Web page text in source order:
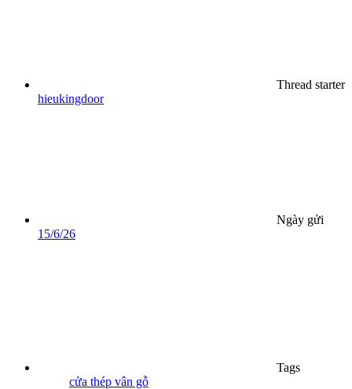
Thread starter
hieukingdoor
Ngày gửi
15/6/26
Tags
cửa thép vân gỗ